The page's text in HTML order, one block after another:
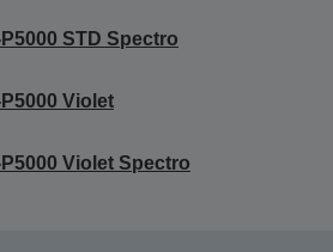
STD Spectro
Violet
Violet Spectro